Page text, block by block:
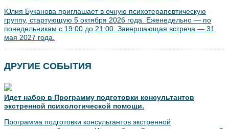
Юлия Буканова приглашает в очную психотерапевтическую
группу, стартующую 5 октября 2026 года. Еженедельно — по
понедельникам с 19:00 до 21:00. Завершающая встреча — 31
мая 2027 года.
ДРУГИЕ СОБЫТИЯ
Идет набор в Программу подготовки консультантов
экстренной психологической помощи.
Программа подготовки консультантов экстренной